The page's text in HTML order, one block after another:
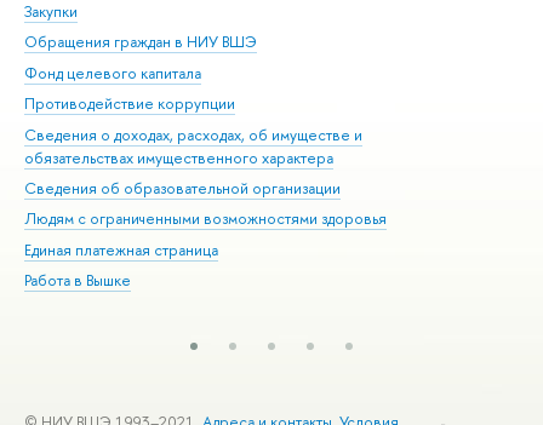
Закупки
Обращения граждан в НИУ ВШЭ
Фонд целевого капитала
Противодействие коррупции
Сведения о доходах, расходах, об имуществе и
обязательствах имущественного характера
Сведения об образовательной организации
Людям с ограниченными возможностями здоровья
Единая платежная страница
Работа в Вышке